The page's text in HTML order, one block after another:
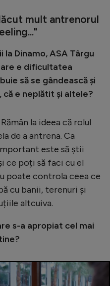
mult antrenorul
Dinamo, ASA Târgu
e dificultatea
să se gândească și
e neplătit și altele?
la ideea că rolul
de a antrena. Ca
este să știi
ce poți să faci cu el
poate controla ceea ce
cu banii, terenuri și
altcuiva.
s-a apropiat cel mai